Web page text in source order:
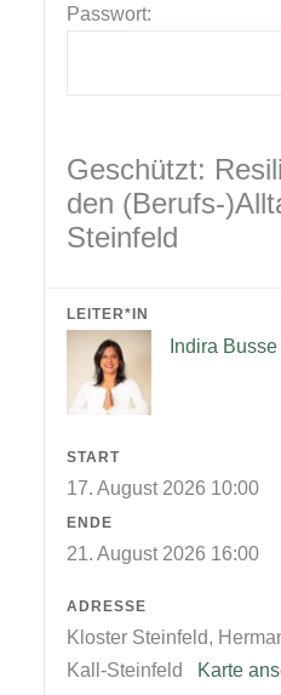
LEITER*IN
Indira Busse
START
17. August 2026 10:00
ENDE
21. August 2026 16:00
ADRESSE
Kloster Steinfeld,
Kall-Steinfeld Karte
Geschützt:
den (Berufs-
Steinfeld
Passwort: